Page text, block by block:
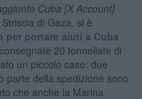
Cuba [X Account]
di Gaza, si è
per portare aiuti a Cuba
20 tonnellate di
un piccolo caso: due
parte della spedizione sono
che anche la Marina